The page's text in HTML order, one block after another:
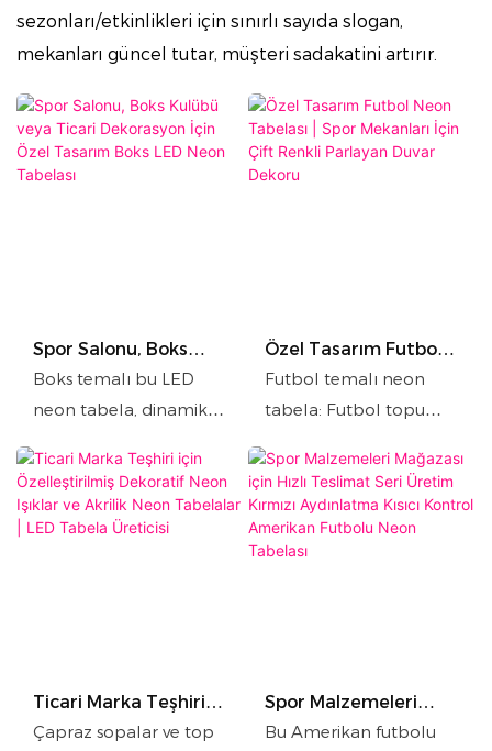
sezonları/etkinlikleri için sınırlı sayıda slogan,
mekanları güncel tutar, müşteri sadakatini artırır.
Spor Salonu, Boks
Kulübü veya Ticari
Tasarım Boks LED
Boks temalı bu LED
neon tabela, dinamik
cesur "BOKS" yazısıyla
spor alanlarına enerji
katacak çarpıcı bir
duvar/tavan montajını
Özel Tasarım Futbol
Neon Tabelası | Spor
Renkli Parlayan Duvar
Futbol temalı neon
tabela: Futbol topu
yazısı, göz alıcı turuncu-
mavi çift renkli ışıkla
spor atmosferini
yükseltiyor. Spor barları
ve metin seçenekleri
Ticari Marka Teşhiri
için Özelleştirilmiş
Çapraz sopalar ve top
Spor Malzemeleri
Mağazası için Hızlı
Bu Amerikan futbolu